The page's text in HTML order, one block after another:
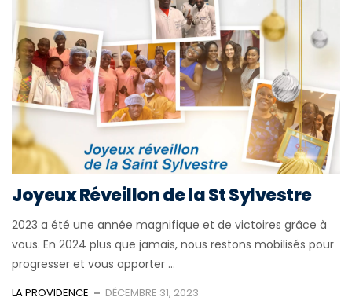
Joyeux Réveillon de la St Sylvestre
2023 a été une année magnifique et de victoires grâce à
vous. En 2024 plus que jamais, nous restons mobilisés pour
progresser et vous apporter ...
LA PROVIDENCE DÉCEMBRE 31, 2023